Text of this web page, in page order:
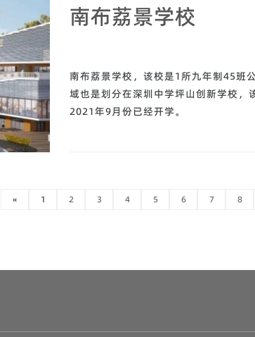
南布荔景学校
南布荔景学校，该校是1所九年制45班
域也是划分在深圳中学坪山创新学校
2021年9月份已经开学。
« 1 2 3 4 5 6 7 8